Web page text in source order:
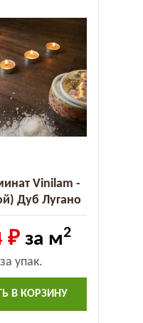
Vinilam -
Дуб Лугано
(2.5))
₽за м2
за упак.
В КОРЗИНУ